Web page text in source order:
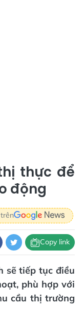
thực để
động
Copy link
sẽ tiếp tục điều
phù hợp với
cầu thị trường